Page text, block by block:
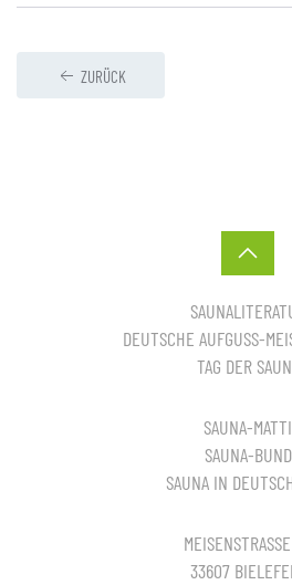
ZURÜCK
DEUTSCHE AUFGUSS-
TAG DER
SAUNA-MATTI
SAUNA-BUND
SAUNA IN
33607